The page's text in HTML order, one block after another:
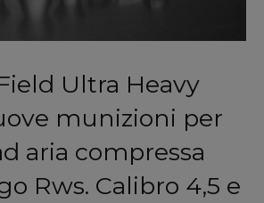
Ultra Heavy
munizioni per
aria compressa
Rws. Calibro 4,5 e